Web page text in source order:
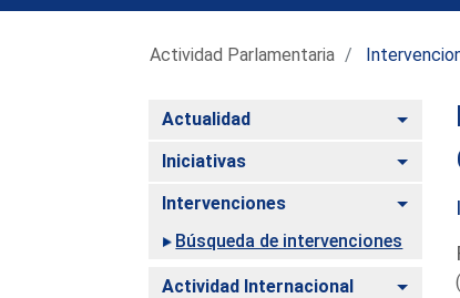
Actividad Parlamentaria
Actualidad
Iniciativas
Intervenciones
Búsqueda de intervenciones
Actividad Internacional